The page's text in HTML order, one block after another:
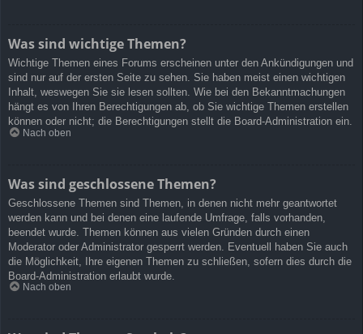
Was sind wichtige Themen?
Wichtige Themen eines Forums erscheinen unter den Ankündigungen und
sind nur auf der ersten Seite zu sehen. Sie haben meist einen wichtigen
Inhalt, weswegen Sie sie lesen sollten. Wie bei den Bekanntmachungen
hängt es von Ihren Berechtigungen ab, ob Sie wichtige Themen erstellen
können oder nicht; die Berechtigungen stellt die Board-Administration ein.
Nach oben
Was sind geschlossene Themen?
Geschlossene Themen sind Themen, in denen nicht mehr geantwortet
werden kann und bei denen eine laufende Umfrage, falls vorhanden,
beendet wurde. Themen können aus vielen Gründen durch einen
Moderator oder Administrator gesperrt werden. Eventuell haben Sie auch
die Möglichkeit, Ihre eigenen Themen zu schließen, sofern dies durch die
Board-Administration erlaubt wurde.
Nach oben